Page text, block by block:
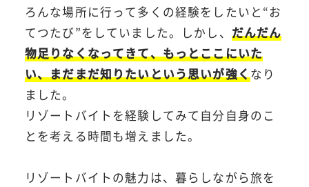
ろんな場所に行って多くの経験をしたいと“お
てつたび”をしていました。しかし、 だんだん
物足りなくなってきて、もっとここにいた
い、まだまだ知りたいという思いが強くなり
ました。
リゾートバイトを経験してみて自分自身のこ
とを考える時間も増えました。
リゾートバイトの魅力は、暮らしながら旅を